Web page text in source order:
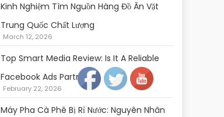
Kinh Nghiệm Tìm Nguồn Hàng Đồ Ăn Vặt
Trung Quốc Chất Lượng
March 12, 2026
Top Smart Media Review: Is It A Reliable
Facebook Ads Partner?
February 22, 2026
Máy Pha Cà Phê Bị Rỉ Nước: Nguyên Nhân
Follow